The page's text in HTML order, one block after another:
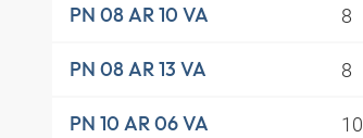
PN 08 AR 10 VA 8
PN 08 AR 13 VA 8
PN 10 AR 06 VA 10